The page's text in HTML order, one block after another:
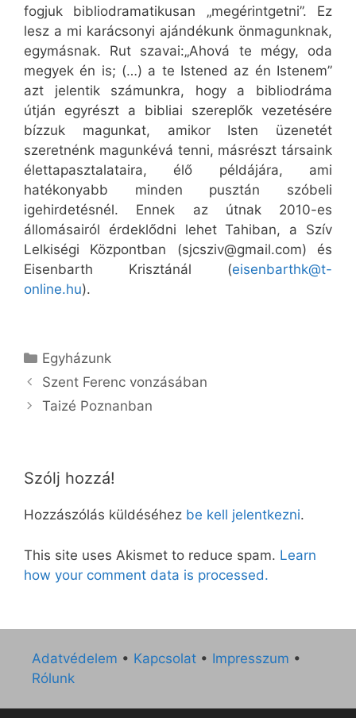
fogjuk bibliodramatikusan „megérintgetni”. Ez
lesz a mi karácsonyi ajándékunk önmagunknak,
egymásnak. Rut szavai:„Ahová te mégy, oda
megyek én is; (…) a te Istened az én Istenem”
azt jelentik számunkra, hogy a bibliodráma
útján egyrészt a bibliai szereplők vezetésére
bízzuk magunkat, amikor Isten üzenetét
szeretnénk magunkévá tenni, másrészt társaink
élettapasztalataira, élő példájára, ami
hatékonyabb minden pusztán szóbeli
igehirdetésnél. Ennek az útnak 2010-es
állomásairól érdeklődni lehet Tahiban, a Szív
Lelkiségi Központban (sjcsziv@gmail.com) és
Eisenbarth Krisztánál (eisenbarthk@t-
online.hu).
Kategória
Egyházunk
Szent Ferenc vonzásában
Taizé Poznanban
Szólj hozzá!
Hozzászólás küldéséhez be kell jelentkezni.
This site uses Akismet to reduce spam. Learn
how your comment data is processed.
Adatvédelem • Kapcsolat • Impresszum •
Rólunk